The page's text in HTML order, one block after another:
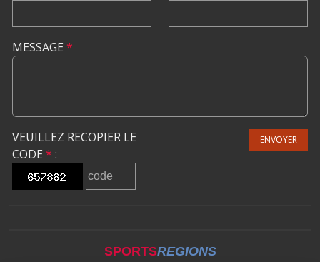
MESSAGE *
VEUILLEZ RECOPIER LE
CODE * :
ENVOYER
SPORTSREGIONS